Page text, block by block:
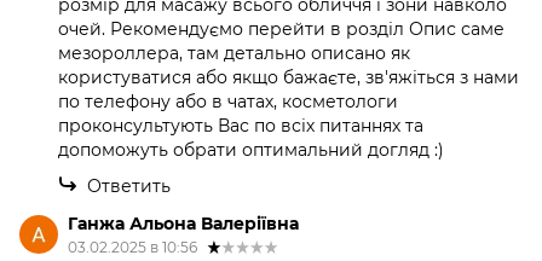
розмір для масажу всього обличчя і зони навколо
очей. Рекомендуємо перейти в розділ Опис саме
мезороллера, там детально описано як
користуватися або якщо бажаєте, зв'яжіться з нами
по телефону або в чатах, косметологи
проконсультують Вас по всіх питаннях та
допоможуть обрати оптимальний догляд :)
Ответить
Ганжа Альона Валеріївна
03.02.2025 в 10:56